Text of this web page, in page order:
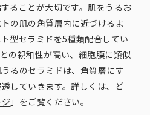
ることが大切です。肌をうるお
の肌の角質層内に近づけるよ
型セラミドを5種類配合してい
の親和性が高い、細胞膜に類似
るのセラミドは、角質層にす
していきます。詳しくは、ど
」をご覧ください。